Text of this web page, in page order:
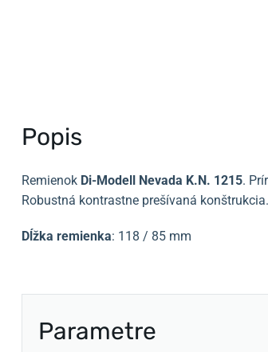
Popis
Remienok Di-Modell Nevada K.N. 1215.
Robustná kontrastne prešívaná konštrukcia.
Dĺžka remienka: 118 / 85 mm
Parametre